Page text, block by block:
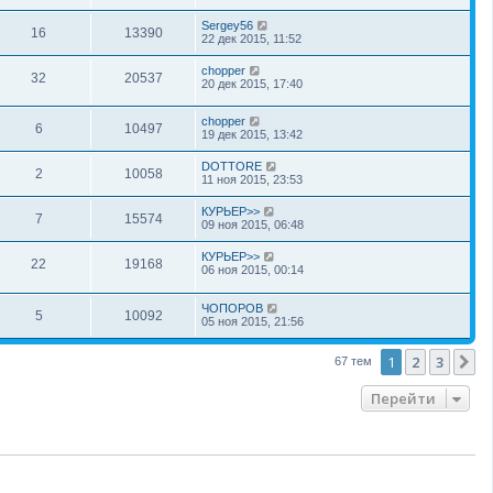
16 13390
Sergey56
22 дек 2015, 11:52
32 20537
chopper
20 дек 2015, 17:40
6 10497
chopper
19 дек 2015, 13:42
2 10058
DOTTORE
11 ноя 2015, 23:53
7 15574
КУРЬЕР>>
09 ноя 2015, 06:48
22 19168
КУРЬЕР>>
06 ноя 2015, 00:14
5 10092
ЧОПОРОВ
05 ноя 2015, 21:56
67 тем 1 2 3
Перейти